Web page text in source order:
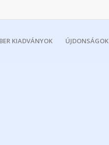
KIADVÁNYOK ÚJDONSÁGOK